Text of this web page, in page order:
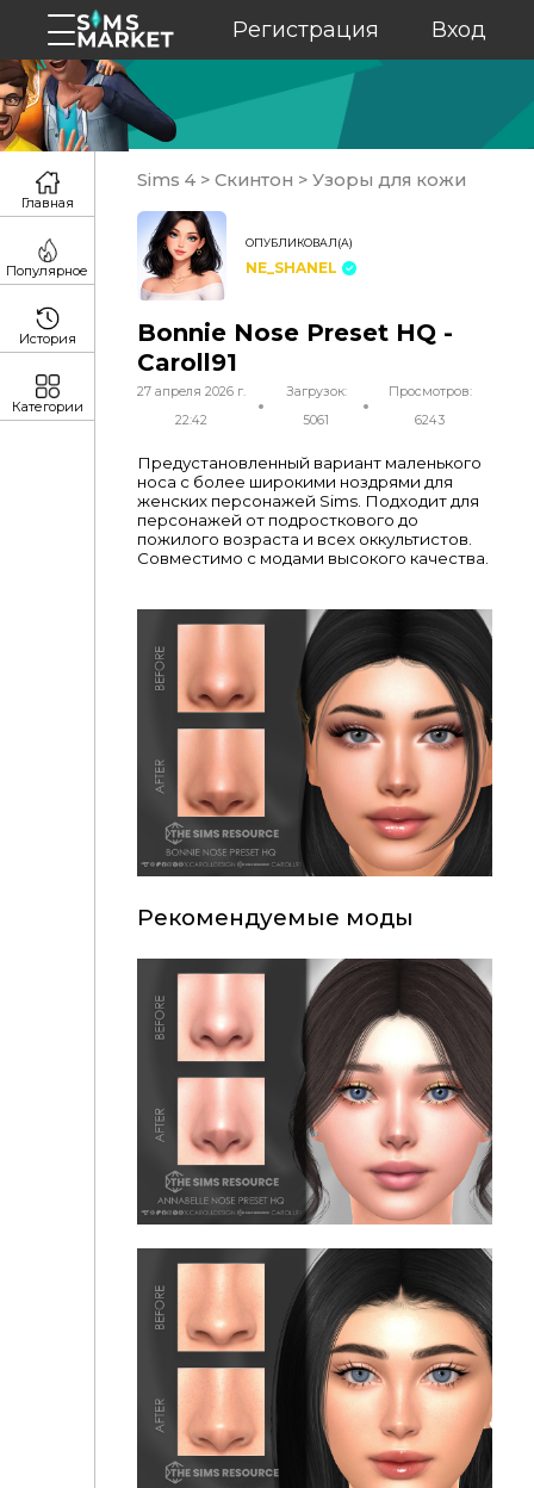
Регистрация Вход
Sims 4 > Скинтон > Узоры для кожи
ОПУБЛИКОВАЛ(А)
NE_SHANEL
Bonnie Nose Preset HQ -
Caroll91
27 апреля 2026 г.
22:42
Загрузок:
5061
Просмотров:
6243
Предустановленный вариант маленького
носа с более широкими ноздрями для
женских персонажей Sims. Подходит для
персонажей от подросткового до
пожилого возраста и всех оккультистов.
Совместимо с модами высокого качества.
Рекомендуемые моды
Caroll91 - Annabelle Nose Preset HQ
Главная
Популярное
История
Категории